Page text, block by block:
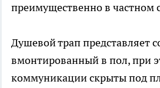
преимущественно в частном
Душевой трап представляет
вмонтированный в пол, при
коммуникации скрыты под